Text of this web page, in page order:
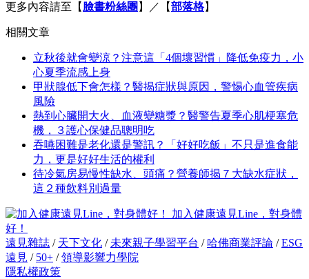
更多內容請至【 臉書粉絲團 】／【部落格】
相關文章
立秋後就會變涼？注意這「4個壞習慣」降低免疫力，小
心夏季流感上身
甲狀腺低下會怎樣？醫揭症狀與原因，警惕心血管疾病
風險
熱到心臟開大火、血液變糖漿？醫警告夏季心肌梗塞危
機，３護心保健品聰明吃
吞嚥困難是老化還是警訊？「好好吃飯」不只是進食能
力，更是好好生活的權利
待冷氣房易慢性缺水、頭痛？營養師揭７大缺水症狀，
這２種飲料別過量
加入健康遠見Line，對身體
好！
遠見雜誌 / 天下文化 / 未來親子學習平台 / 哈佛商業評論 /ESG
遠見 / 50+ /領導影響力學院
隱私權政策